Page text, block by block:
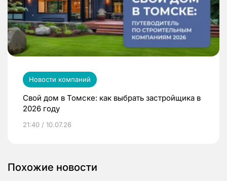
Новости компаний
Свой дом в Томске: как выбрать застройщика в
2026 году
21:40 / 10.07.26
Похожие новости